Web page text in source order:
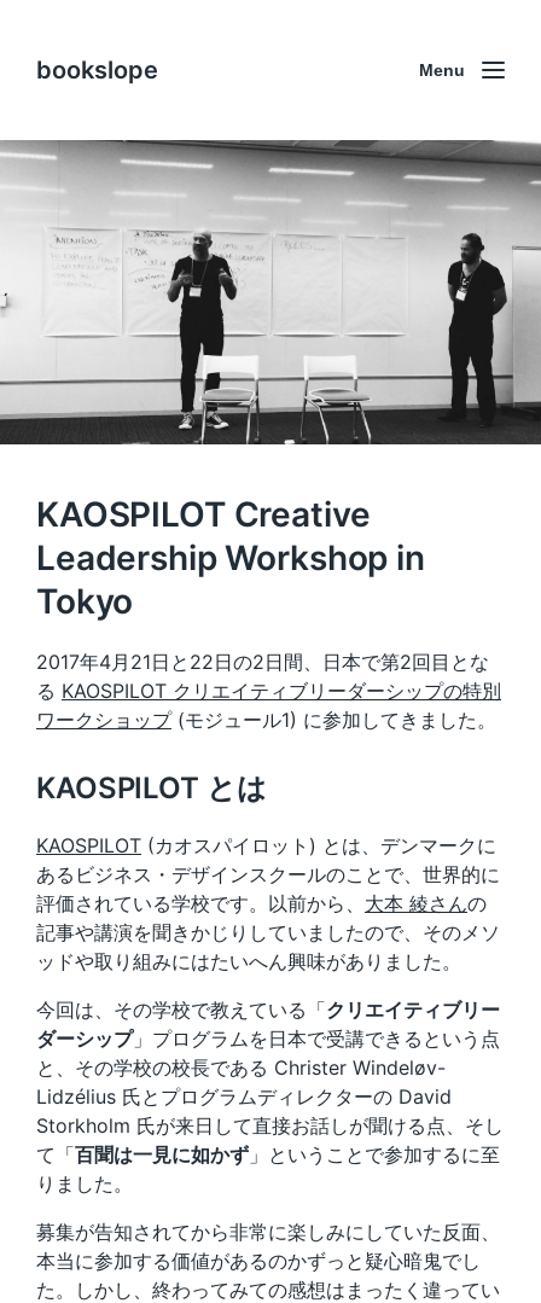
bookslope Menu
KAOSPILOT Creative
Leadership Workshop in
Tokyo
2017年4月21日と22日の2日間、日本で第2回目とな
る KAOSPILOT クリエイティブリーダーシップの特別
ワークショップ(モジュール1) に参加してきました。
KAOSPILOT とは
KAOSPILOT (カオスパイロット) とは、デンマークに
あるビジネス・デザインスクールのことで、世界的に
評価されている学校です。以前から、 大本 綾さんの
記事や講演を聞きかじりしていましたので、そのメソ
ッドや取り組みにはたいへん興味がありました。
今回は、その学校で教えている「クリエイティブリー
ダーシップ」プログラムを日本で受講できるという点
と、その学校の校長である Christer Windeløv-
Lidzélius 氏とプログラムディレクターの David
Storkholm 氏が来日して直接お話しが聞ける点、そし
て「百聞は一見に如かず 」ということで参加するに至
りました。
募集が告知されてから非常に楽しみにしていた反面、
本当に参加する価値があるのかずっと疑心暗鬼でし
た。しかし、終わってみての感想はまったく違ってい